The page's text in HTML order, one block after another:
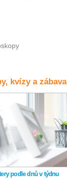
kvízy a zábava
podle dnů v týdnu